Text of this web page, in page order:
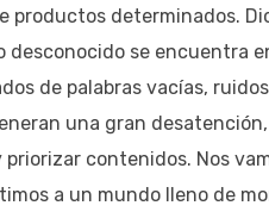
productos determinados.
desconocido se encuentra
de palabras vacías,
una gran
priorizar contenidos. Nos
a un mundo lleno de